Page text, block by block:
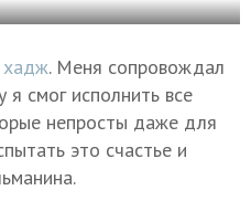
хадж. Меня сопровождал
я смог исполнить все
непросты даже для
это счастье и